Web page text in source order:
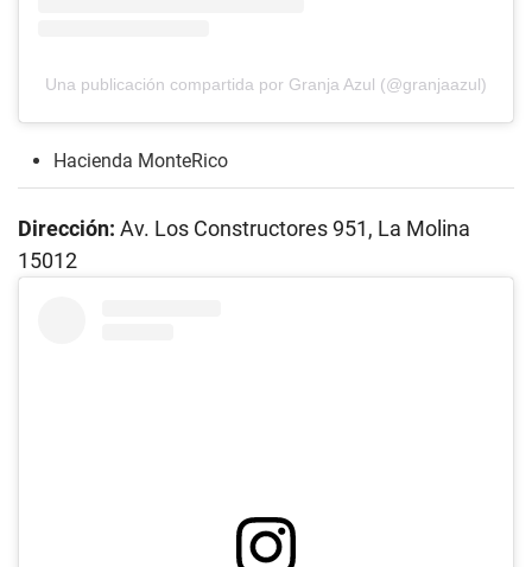
Una publicación compartida por Granja Azul (@granjaazul)
Hacienda MonteRico
Dirección: Av. Los Constructores 951, La Molina
15012